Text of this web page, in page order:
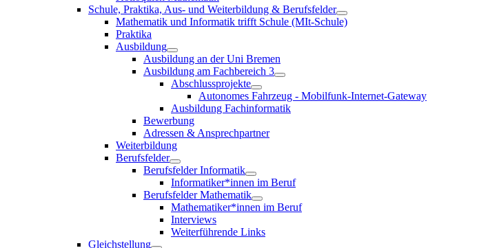
Schule, Praktika, Aus- und Weiterbildung & Berufsfelder
Mathematik und Informatik trifft Schule (MIt-Schule)
Praktika
Ausbildung
Ausbildung an der Uni Bremen
Ausbildung am Fachbereich 3
Abschlussprojekte
Autonomes Fahrzeug - Mobilfunk-Internet-Gateway
Ausbildung Fachinformatik
Bewerbung
Adressen & Ansprechpartner
Weiterbildung
Berufsfelder
Berufsfelder Informatik
Informatiker*innen im Beruf
Berufsfelder Mathematik
Mathematiker*innen im Beruf
Interviews
Weiterführende Links
Gleichstellung